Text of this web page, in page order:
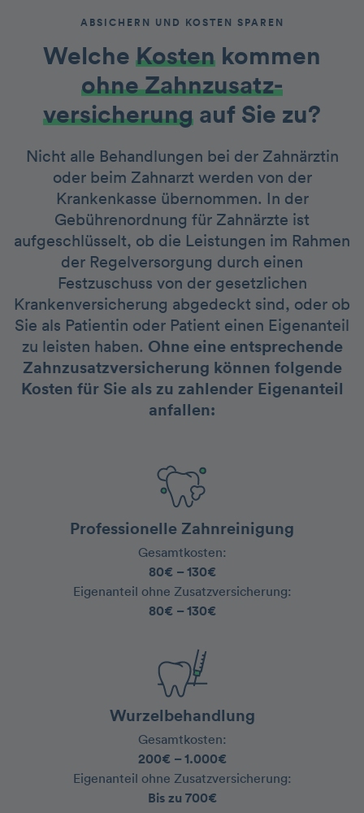
ABSICHERN UND KOSTEN SPAREN
Welche Kosten kommen
ohne Zahnzusatz­
versicherung auf Sie zu?
Nicht alle Behandlungen bei der Zahnärztin
oder beim Zahnarzt werden von der
Krankenkasse übernommen. In der
Gebührenordnung für Zahnärzte ist
aufgeschlüsselt, ob die Leistungen im Rahmen
der Regelversorgung durch einen
Festzuschuss von der gesetzlichen
Krankenversicherung abgedeckt sind, oder ob
Sie als Patientin oder Patient einen Eigenanteil
zu leisten haben. Ohne eine entsprechende
Zahnzusatzversicherung können folgende
Kosten für Sie als zu zahlender Eigenanteil
anfallen:
Professionelle Zahnreinigung
Gesamtkosten:
80€ – 130€
‍Eigenanteil ohne Zusatzversicherung:
80€ – 130€
Wurzelbehandlung
Gesamtkosten:
200€ – 1.000€
‍Eigenanteil ohne Zusatzversicherung:
Bis zu 700€